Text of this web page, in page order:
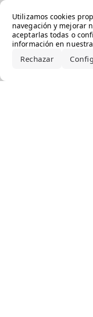
Utilizamos cookies
navegación y mejorar
aceptarlas todas o
información en nuestra
Rechazar
Error